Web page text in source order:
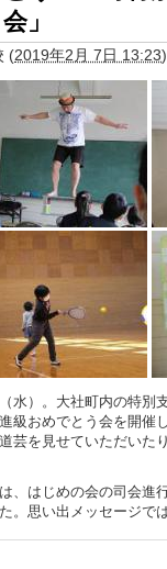
」
(2019年2月 7日 13:23)
水）。大社町内の特別
級おめでとう会を開催
芸を見せていただいた
、はじめの会の司会進
。思い出メッセージで